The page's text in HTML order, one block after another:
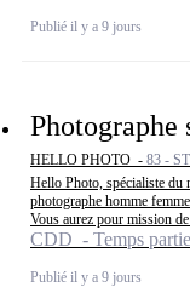
Publié il y a 9 jours
HELLO PHOTO - 83 -
Hello Photo, spécialiste du
photographe homme
Vous aurez pour mission de
CDD - Temps
Publié il y a 9 jours